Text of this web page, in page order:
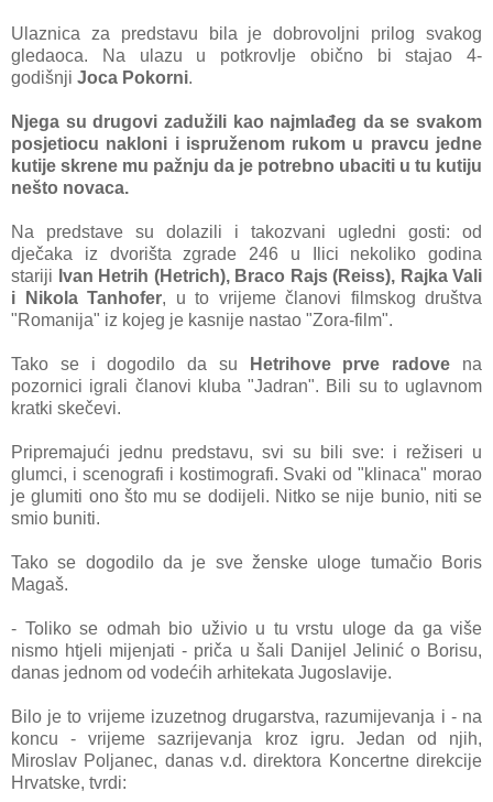
Ulaznica za predstavu bila je dobrovoljni prilog svakog
gledaoca. Na ulazu u potkrovlje obično bi stajao 4-
godišnji Joca Pokorni.
Njega su drugovi zadužili kao najmlađeg da se svakom
posjetiocu nakloni i ispruženom rukom u pravcu jedne
kutije skrene mu pažnju da je potrebno ubaciti u tu kutiju
nešto novaca.
Na predstave su dolazili i takozvani ugledni gosti: od
dječaka iz dvorišta zgrade 246 u Ilici nekoliko godina
stariji Ivan Hetrih (Hetrich), Braco Rajs (Reiss), Rajka Vali
i Nikola Tanhofer, u to vrijeme članovi filmskog društva
"Romanija" iz kojeg je kasnije nastao "Zora-film".
Tako se i dogodilo da su Hetrihove prve radove na
pozornici igrali članovi kluba "Jadran". Bili su to uglavnom
kratki skečevi.
Pripremajući jednu predstavu, svi su bili sve: i režiseri u
glumci, i scenografi i kostimografi. Svaki od "klinaca" morao
je glumiti ono što mu se dodijeli. Nitko se nije bunio, niti se
smio buniti.
Tako se dogodilo da je sve ženske uloge tumačio Boris
Magaš.
- Toliko se odmah bio uživio u tu vrstu uloge da ga više
nismo htjeli mijenjati - priča u šali Danijel Jelinić o Borisu,
danas jednom od vodećih arhitekata Jugoslavije.
Bilo je to vrijeme izuzetnog drugarstva, razumijevanja i - na
koncu - vrijeme sazrijevanja kroz igru. Jedan od njih,
Miroslav Poljanec, danas v.d. direktora Koncertne direkcije
Hrvatske, tvrdi: